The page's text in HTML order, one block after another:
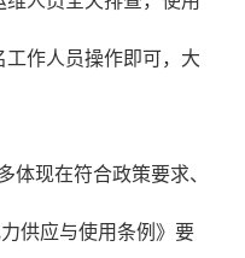
工作人员操作即可，大
体现在符合政策要求、
供应与使用条例》要